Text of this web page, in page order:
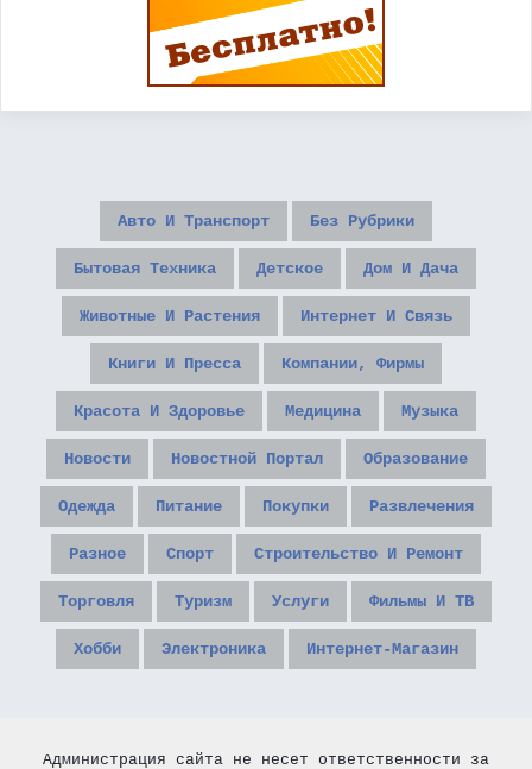
Авто И Транспорт Без Рубрики
Бытовая Техника Детское Дом И Дача
Животные И Растения Интернет И Связь
Книги И Пресса Компании, Фирмы
Красота И Здоровье Медицина Музыка
Новости Новостной Портал Образование
Одежда Питание Покупки Развлечения
Разное Спорт Строительство И Ремонт
Торговля Туризм Услуги Фильмы И ТВ
Хобби Электроника Интернет-Магазин
Администрация сайта не несет ответственности за